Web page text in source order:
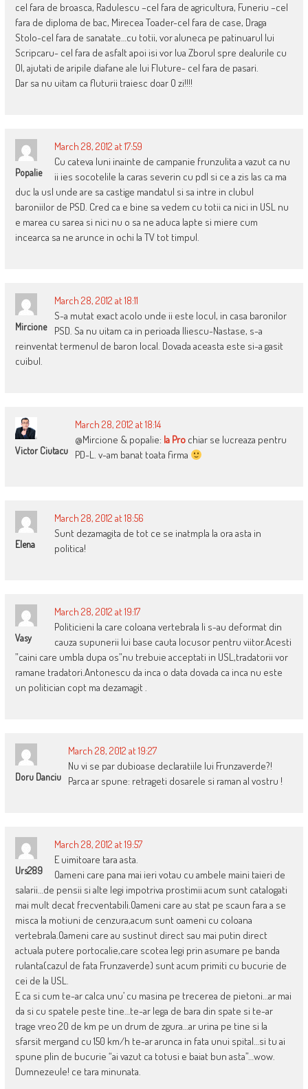
cel fara de broasca, Radulescu –cel fara de agricultura, Funeriu –cel
fara de diploma de bac, Mirecea Toader-cel fara de case, Draga
Stolo-cel fara de sanatate…cu totii, vor aluneca pe patinuarul lui
Scripcaru- cel fara de asfalt apoi isi vor lua Zborul spre dealurile cu
OI, ajutati de aripile diafane ale lui Fluture- cel fara de pasari.
Dar sa nu uitam ca fluturii traiesc doar O zi!!!!
Popalie
March 28, 2012 at 17:59
Cu cateva luni inainte de campanie frunzulita a vazut ca nu
ii ies socotelile la caras severin cu pdl si ce a zis las ca ma
duc la usl unde are sa castige mandatul si sa intre in clubul
baroniilor de PSD. Cred ca e bine sa vedem cu totii ca nici in USL nu
e marea cu sarea si nici nu o sa ne aduca lapte si miere cum
incearca sa ne arunce in ochi la TV tot timpul.
Mircione
March 28, 2012 at 18:11
S-a mutat exact acolo unde ii este locul, in casa baronilor
PSD. Sa nu uitam ca in perioada Iliescu-Nastase, s-a
reinventat termenul de baron local. Dovada aceasta este si-a gasit
cuibul.
Victor Ciutacu
March 28, 2012 at 18:14
@Mircione & popalie: la Prochiar se lucreaza pentru
PD-L. v-am banat toata firma
Elena
March 28, 2012 at 18:56
Sunt dezamagita de tot ce se inatmpla la ora asta in
politica!
Vasy
March 28, 2012 at 19:17
Politicieni la care coloana vertebrala li s-au deformat din
cauza supunerii lui base cauta locusor pentru viitor.Acesti
”caini care umbla dupa os”nu trebuie acceptati in USL,tradatorii vor
ramane tradatori.Antonescu da inca o data dovada ca inca nu este
un politician copt ma dezamagit .
Doru Danciu
March 28, 2012 at 19:27
Nu vi se par dubioase declaratiile lui Frunzaverde?!
Parca ar spune: retrageti dosarele si raman al vostru !
Urs289
March 28, 2012 at 19:57
E uimitoare tara asta.
Oameni care pana mai ieri votau cu ambele maini taieri de
salarii…de pensii si alte legi impotriva prostimii acum sunt catalogati
mai mult decat frecventabili.Oameni care au stat pe scaun fara a se
misca la motiuni de cenzura,acum sunt oameni cu coloana
vertebrala.Oameni care au sustinut direct sau mai putin direct
actuala putere portocalie,care scotea legi prin asumare pe banda
rulanta(cazul de fata Frunzaverde) sunt acum primiti cu bucurie de
cei de la USL.
E ca si cum te-ar calca unu’ cu masina pe trecerea de pietoni…ar mai
da si cu spatele peste tine…te-ar lega de bara din spate si te-ar
trage vreo 20 de km pe un drum de zgura…ar urina pe tine si la
sfarsit mergand cu 150 km/h te-ar arunca in fata unui spital…si tu ai
spune plin de bucurie “ai vazut ca totusi e baiat bun asta”…wow.
Dumnezeule! ce tara minunata.